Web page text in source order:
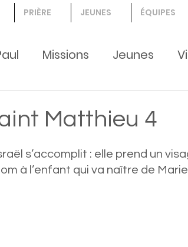
PRIÈRE JEUNES ÉQUIPES
Missions Jeunes
Matthieu 4
s’accomplit : elle prend un
à l’enfant qui va naître de